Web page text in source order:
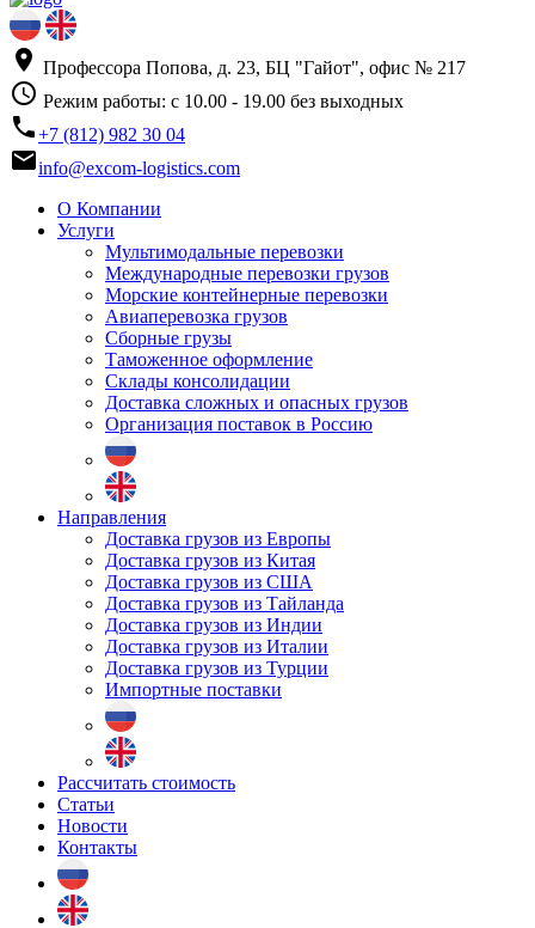
place Профессора Попова, д. 23, БЦ "Гайот", офис № 217
access_time Режим работы: с 10.00 - 19.00 без выходных
phone+7 (812) 982 30 04
emailinfo@excom-logistics.com
О Компании
Услуги
Мультимодальные перевозки
Международные перевозки грузов
Морские контейнерные перевозки
Авиаперевозка грузов
Сборные грузы
Таможенное оформление
Склады консолидации
Доставка сложных и опасных грузов
Организация поставок в Россию
Направления
Доставка грузов из Европы
Доставка грузов из Китая
Доставка грузов из США
Доставка грузов из Тайланда
Доставка грузов из Индии
Доставка грузов из Италии
Доставка грузов из Турции
Импортные поставки
Рассчитать стоимость
Статьи
Новости
Контакты